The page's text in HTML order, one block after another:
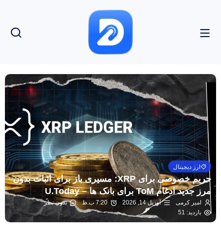
ارز دیجیتال
حریم خصوصی برای XRP: مسیری باز برای اثبات بدون
مرز جدید ادغام ToM برای بانک ها – U.Today
امیر کرمی آوریل 14, 2026 7:20 ب.ظ
بدون نظر
بازدید: 51